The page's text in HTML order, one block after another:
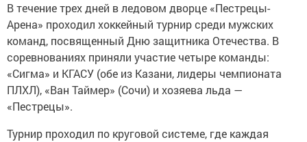
В течение трех дней в ледовом дворце «Пестрецы-
Арена» проходил хоккейный турнир среди мужских
команд, посвященный Дню защитника Отечества. В
соревнованиях приняли участие четыре команды:
«Сигма» и КГАСУ (обе из Казани, лидеры чемпионата
ПЛХЛ), «Ван Таймер» (Сочи) и хозяева льда —
«Пестрецы».
Турнир проходил по круговой системе, где каждая